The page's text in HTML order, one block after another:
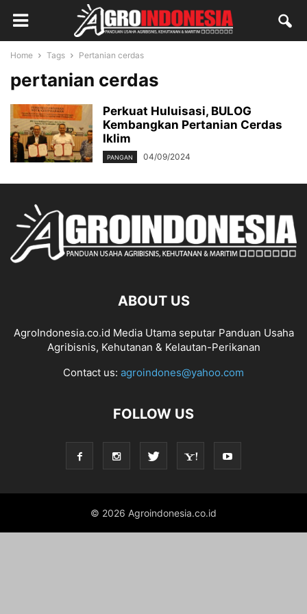
Home Tags Pertanian cerdas
pertanian cerdas
Perkuat Huluisasi, BULOG
Kembangkan Pertanian Cerdas
Iklim
PANGAN 04/09/2024
ABOUT US
AgroIndonesia.co.id Media Utama seputar Panduan Usaha
Agribisnis, Kehutanan & Kelautan-Perikanan
Contact us: agroindones@yahoo.com
FOLLOW US
© 2026 Agroindonesia.co.id